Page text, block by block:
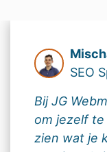
SEO
Bij JG
om jezelf
zien wat je